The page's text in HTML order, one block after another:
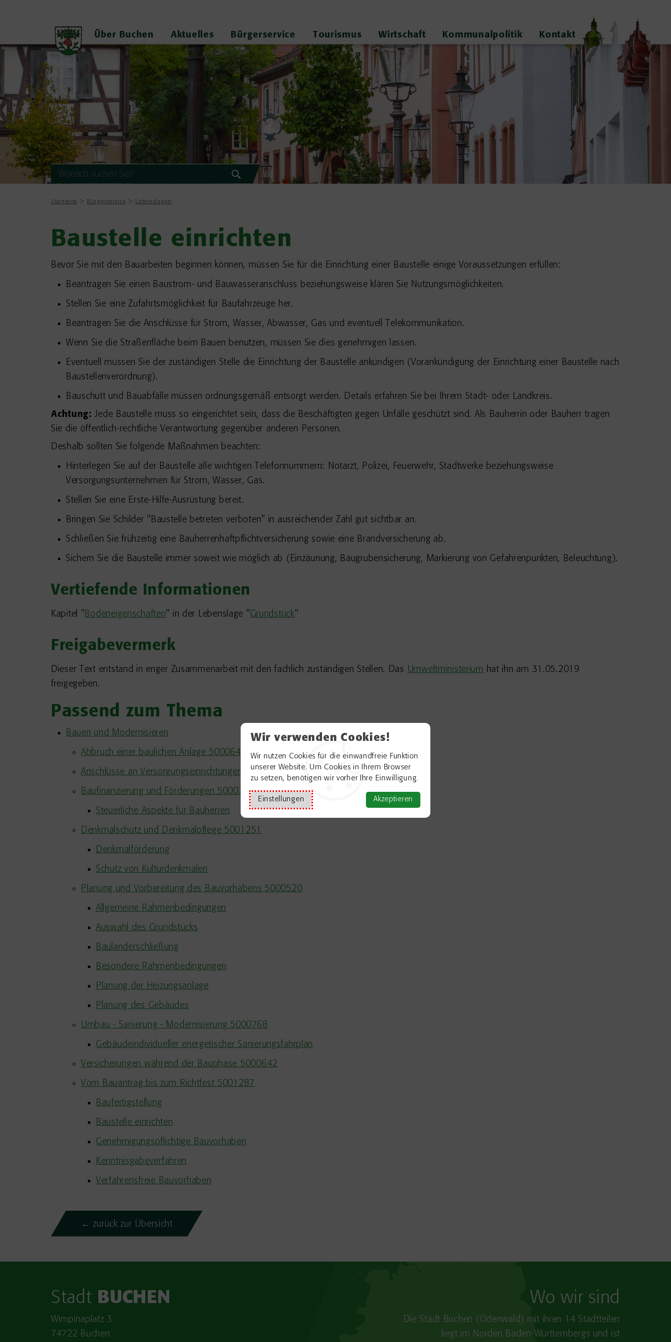
Wir verwenden Cookies!
Wir nutzen Cookies für die einwandfreie Funktion
unserer Website. Um Cookies in Ihrem Browser
zu setzen, benötigen wir vorher Ihre Einwilligung.
Einstellungen Akzeptieren
Über Buchen Aktuelles Bürgerservice Tourismus Wirtschaft Kommunalpolitik Kontakt
Startseite Bürgerservice Lebenslagen
Baustelle einrichten
Bevor Sie mit den Bauarbeiten beginnen können, müssen Sie für die Einrichtung einer Baustelle einige Voraussetzungen erfüllen:
Beantragen Sie einen Baustrom- und Bauwasseranschluss beziehungsweise klären Sie Nutzungsmöglichkeiten.
Stellen Sie eine Zufahrtsmöglichkeit für Baufahrzeuge her.
Beantragen Sie die Anschlüsse für Strom, Wasser, Abwasser, Gas und eventuell Telekommunikation.
Wenn Sie die Straßenfläche beim Bauen benutzen, müssen Sie dies genehmigen lassen.
Eventuell müssen Sie der zuständigen Stelle die Einrichtung der Baustelle ankündigen (Vorankündigung der Einrichtung einer Baustelle nach
Baustellenverordnung).
Bauschutt und Bauabfälle müssen ordnungsgemäß entsorgt werden. Details erfahren Sie bei Ihrem Stadt- oder Landkreis.
Achtung: Jede Baustelle muss so eingerichtet sein, dass die Beschäftigten gegen Unfälle geschützt sind. Als Bauherrin oder Bauherr tragen
Sie die öffentlich-rechtliche Verantwortung gegenüber anderen Personen.
Deshalb sollten Sie folgende Maßnahmen beachten:
Hinterlegen Sie auf der Baustelle alle wichtigen Telefonnummern: Notarzt, Polizei, Feuerwehr, Stadtwerke beziehungsweise
Versorgungsunternehmen für Strom, Wasser, Gas.
Stellen Sie eine Erste-Hilfe-Ausrüstung bereit.
Bringen Sie Schilder "Baustelle betreten verboten" in ausreichender Zahl gut sichtbar an.
Schließen Sie frühzeitig eine Bauherrenhaftpflichtversicherung sowie eine Brandversicherung ab.
Sichern Sie die Baustelle immer soweit wie möglich ab (Einzäunung, Baugrubensicherung, Markierung von Gefahrenpunkten, Beleuchtung).
Vertiefende Informationen
Kapitel " Bodeneigenschaften" in der Lebenslage "Grundstück"
Freigabevermerk
Dieser Text entstand in enger Zusammenarbeit mit den fachlich zuständigen Stellen. Das Umweltministerium hat ihn am 31.05.2019
freigegeben.
Passend zum Thema
Bauen und Modernisieren
Abbruch einer baulichen Anlage 5000646
Anschlüsse an Versorgungseinrichtungen 5001348
Baufinanzierung und Förderungen 5000345
Steuerliche Aspekte für Bauherren
Denkmalschutz und Denkmalpflege 5001251
Denkmalförderung
Schutz von Kulturdenkmalen
Planung und Vorbereitung des Bauvorhabens 5000520
Allgemeine Rahmenbedingungen
Auswahl des Grundstücks
Baulanderschließung
Besondere Rahmenbedingungen
Planung der Heizungsanlage
Planung des Gebäudes
Umbau - Sanierung - Modernisierung 5000768
Gebäudeindividueller energetischer Sanierungsfahrplan
Versicherungen während der Bauphase 5000642
Vom Bauantrag bis zum Richtfest 5001287
Baufertigstellung
Baustelle einrichten
Genehmigungspflichtige Bauvorhaben
Kenntnisgabeverfahren
Verfahrensfreie Bauvorhaben
← zurück zur Übersicht
Stadt BUCHEN
Wimpinaplatz 3
74722 Buchen
Wo wir sind
Die Stadt Buchen (Odenwald) mit ihren 14 Stadtteilen
liegt im Norden Baden-​Württembergs und ist